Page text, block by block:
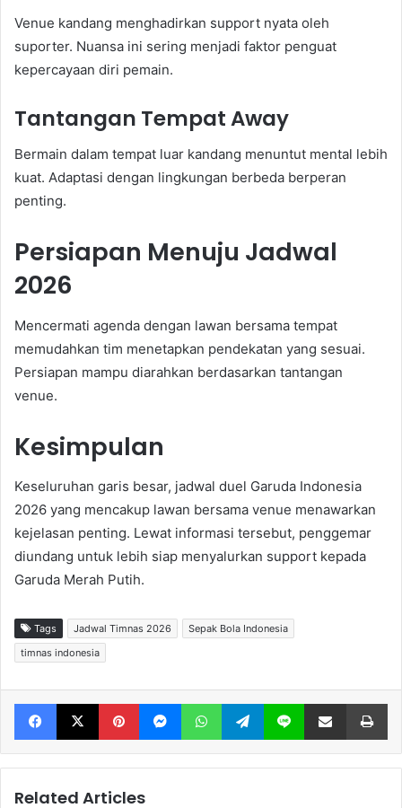
Venue kandang menghadirkan support nyata oleh
suporter. Nuansa ini sering menjadi faktor penguat
kepercayaan diri pemain.
Tantangan Tempat Away
Bermain dalam tempat luar kandang menuntut mental lebih
kuat. Adaptasi dengan lingkungan berbeda berperan
penting.
Persiapan Menuju Jadwal
2026
Mencermati agenda dengan lawan bersama tempat
memudahkan tim menetapkan pendekatan yang sesuai.
Persiapan mampu diarahkan berdasarkan tantangan
venue.
Kesimpulan
Keseluruhan garis besar, jadwal duel Garuda Indonesia
2026 yang mencakup lawan bersama venue menawarkan
kejelasan penting. Lewat informasi tersebut, penggemar
diundang untuk lebih siap menyalurkan support kepada
Garuda Merah Putih.
Tags Jadwal Timnas 2026
Sepak Bola Indonesia
timnas indonesia
Facebook X Pinterest Messenger WhatsApp Telegram Line Share via Email
Related Articles